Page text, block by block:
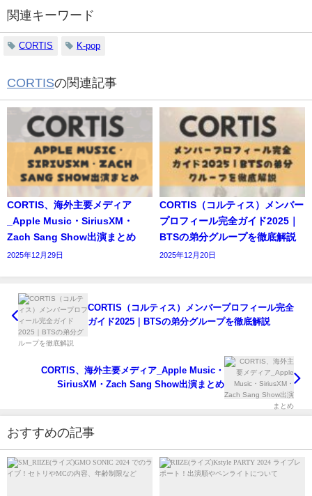
関連キーワード
CORTIS K-pop
CORTISの関連記事
CORTIS、海外主要メディア
_Apple Music・SiriusXM・
Zach Sang Show出演まとめ
2025年12月29日
CORTIS（コルティス）メンバー
プロフィール完全ガイド2025｜
BTSの弟分グループを徹底解説
2025年12月20日
CORTIS（コルティス）メンバープロフィール完全
ガイド2025｜BTSの弟分グループを徹底解説
CORTIS、海外主要メディア_Apple Music・
SiriusXM・Zach Sang Show出演まとめ
おすすめの記事